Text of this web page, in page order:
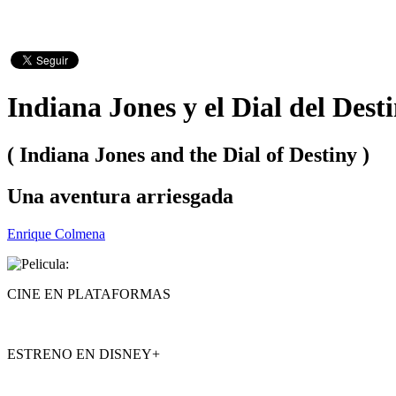
Indiana Jones y el Dial del
( Indiana Jones and the Dial of Destiny )
Una aventura arriesgada
Enrique Colmena
CINE EN PLATAFORMAS
ESTRENO EN DISNEY+